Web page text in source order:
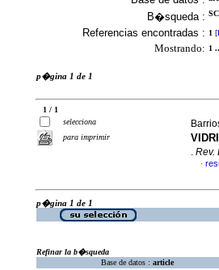
B�squeda :
Referencias encontradas : 1 [
Mostrando: 1
p�gina 1 de 1
1 / 1
selecciona
para imprimir
Rev.
·
p�gina 1 de 1
Refinar la b�squeda
Base de datos : article